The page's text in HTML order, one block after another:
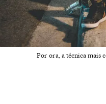
Por ora, a técnica mais